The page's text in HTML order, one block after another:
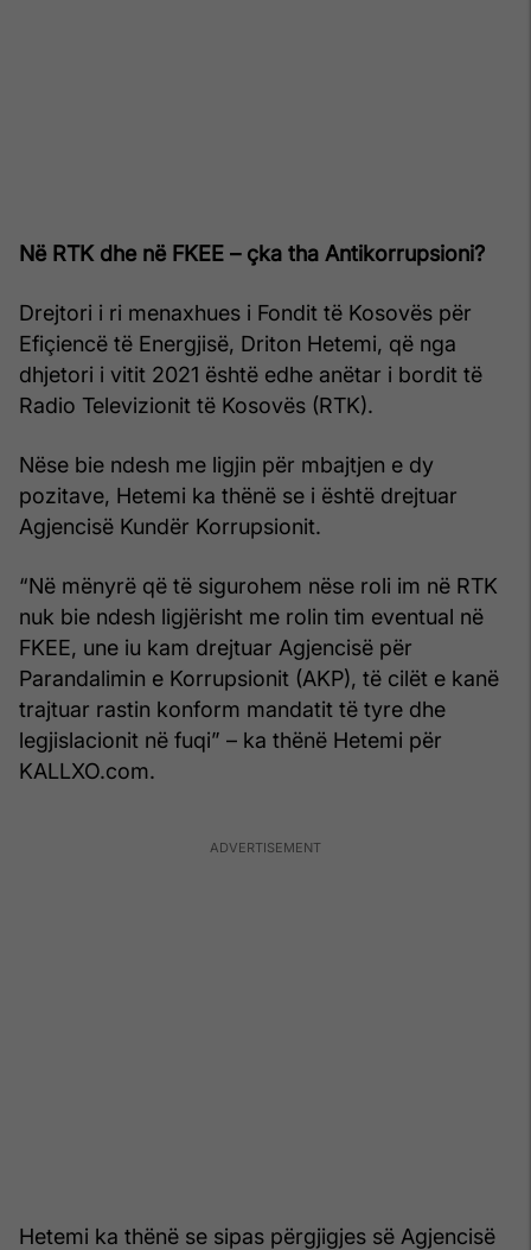
Në RTK dhe në FKEE – çka tha Antikorrupsioni?
Drejtori i ri menaxhues i Fondit të Kosovës për
Efiçiencë të Energjisë, Driton Hetemi, që nga
dhjetori i vitit 2021 është edhe anëtar i bordit të
Radio Televizionit të Kosovës (RTK).
Nëse bie ndesh me ligjin për mbajtjen e dy
pozitave, Hetemi ka thënë se i është drejtuar
Agjencisë Kundër Korrupsionit.
“Në mënyrë që të sigurohem nëse roli im në RTK
nuk bie ndesh ligjërisht me rolin tim eventual në
FKEE, une iu kam drejtuar Agjencisë për
Parandalimin e Korrupsionit (AKP), të cilët e kanë
trajtuar rastin konform mandatit të tyre dhe
legjislacionit në fuqi” – ka thënë Hetemi për
KALLXO.com.
Hetemi ka thënë se sipas përgjigjes së Agjencisë